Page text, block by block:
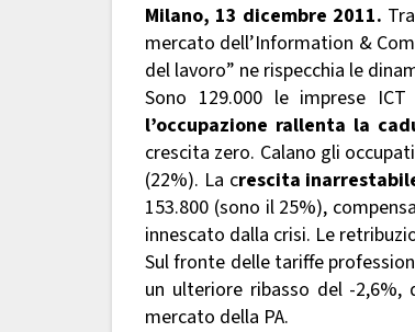
Milano, 13 dicembre 2011.
mercato dell’Information &
del lavoro” ne rispecchia le
Sono 129.000 le imprese
l’occupazione rallenta la
crescita zero. Calano gli
(22%). La crescita
153.800 (sono il 25%),
innescato dalla crisi. Le
Sul fronte delle tariffe
un ulteriore ribasso del -
mercato della PA.